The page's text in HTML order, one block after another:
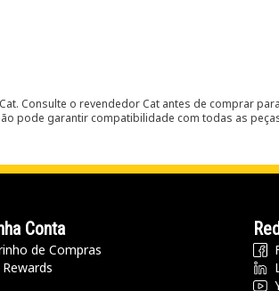
Consulte o revendedor Cat antes de comprar
pode garantir compatibilidade com todas as
Conta
de Compras